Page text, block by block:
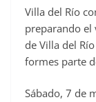
o
k
Villa del Río
preparando
de Villa del
formes parte
Sábado, 7 de